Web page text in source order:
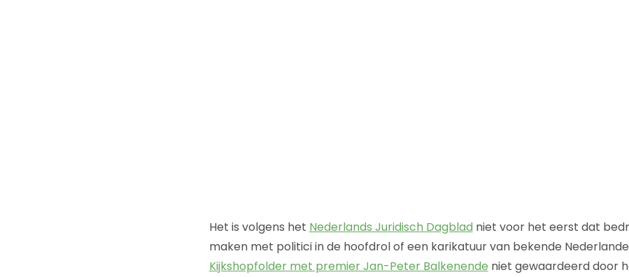
Het is volgens het Nederlands Juridisch Dagblad niet voor het eerst dat
maken met politici in de hoofdrol of een karikatuur van bekende
Kijkshopfolder met premier Jan-Peter Balkenende niet gewaardeerd door